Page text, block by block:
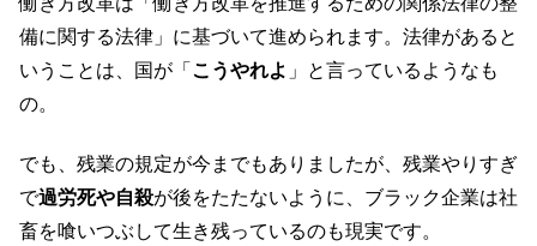
備に関する法律」に基づいて進められます。法律があると
いうことは、国が「こうやれよ 」と言っているようなも
の。
でも、残業の規定が今までもありましたが、残業やりすぎ
で過労死や自殺が後をたたないように、ブラック企業は社
畜を喰いつぶして生き残っているのも現実です。